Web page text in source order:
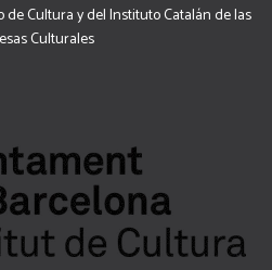
Cultura y del Instituto Catalán de las
Culturales